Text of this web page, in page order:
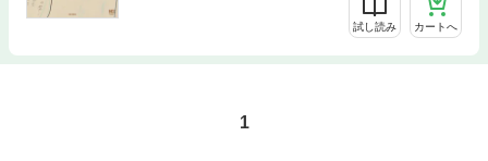
試し読み カートへ
1